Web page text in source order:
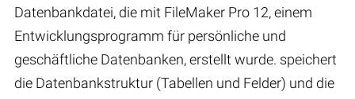
Datenbankdatei, die mit FileMaker Pro 12, einem
Entwicklungsprogramm für persönliche und
geschäftliche Datenbanken, erstellt wurde. speichert
die Datenbankstruktur (Tabellen und Felder) und die